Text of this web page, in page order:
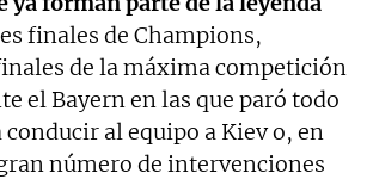
finales de Champions,
de la máxima competición
el Bayern en las que paró todo
al equipo a Kiev o, en
número de intervenciones